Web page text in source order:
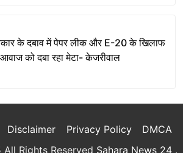
के दबाव में पेपर लीक और E-20 के खिलाफ
को दबा रहा मेटा- केजरीवाल
Disclaimer Privacy Policy
DMCA
Rights Reserved Sahara News 24 .